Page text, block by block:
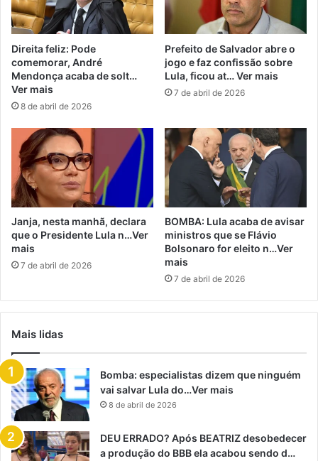
Direita feliz: Pode
comemorar, André
Mendonça acaba de solt…
Ver mais
8 de abril de 2026
Prefeito de Salvador abre o
jogo e faz confissão sobre
Lula, ficou at… Ver mais
7 de abril de 2026
Janja, nesta manhã, declara
que o Presidente Lula n…Ver
mais
7 de abril de 2026
BOMBA: Lula acaba de avisar
ministros que se Flávio
Bolsonaro for eleito n…Ver
mais
7 de abril de 2026
Mais lidas
Bomba: especialistas dizem que ninguém
vai salvar Lula do…Ver mais
8 de abril de 2026
DEU ERRADO? Após BEATRIZ desobedecer
a produção do BBB ela acabou sendo d…